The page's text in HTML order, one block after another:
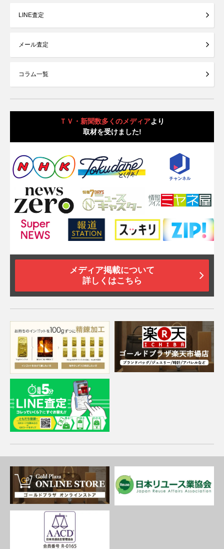
LINE査定
メール査定
コラム一覧
ＴＶ・新聞数多くのメディアより
取材を受けました!
メディア掲載について
詳しくはこちら